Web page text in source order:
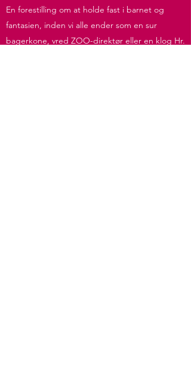
En forestilling om at holde fast i barnet og
fantasien, inden vi alle ender som en sur
bagerkone, vred ZOO-direktør eller en klog Hr.